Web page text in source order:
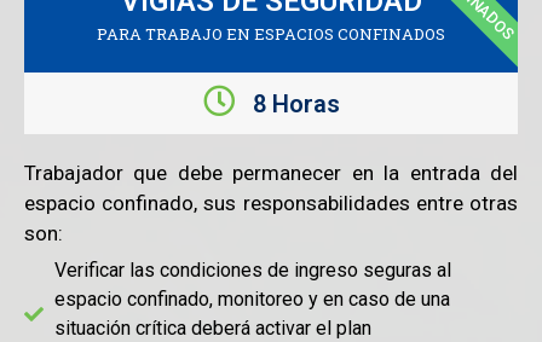
PARA TRABAJO EN ESPACIOS CONFINADOS
8 Horas
Trabajador que debe permanecer en la entrada del
espacio confinado, sus responsabilidades entre otras
son:
Verificar las condiciones de ingreso seguras al
espacio confinado, monitoreo y en caso de una
situación crítica deberá activar el plan